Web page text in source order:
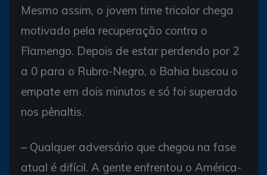
Mesmo assim, o jovem time tricolor chega
motivado pela recuperação contra o
Flamengo. Depois de estar perdendo por 2
a 0 para o Rubro-Negro, o Bahia buscou o
empate em dois minutos e só foi superado
nos pênaltis.
– Qualquer adversário que chegou na fase
atual é difícil. A gente enfrentou o América-